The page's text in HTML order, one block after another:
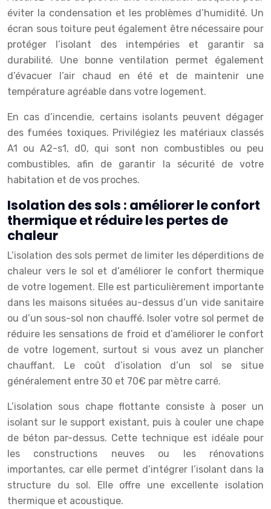
éviter la condensation et les problèmes d’humidité. Un
écran sous toiture peut également être nécessaire pour
protéger l’isolant des intempéries et garantir sa
durabilité. Une bonne ventilation permet également
d’évacuer l’air chaud en été et de maintenir une
température agréable dans votre logement.
En cas d’incendie, certains isolants peuvent dégager
des fumées toxiques. Privilégiez les matériaux classés
A1 ou A2-s1, d0, qui sont non combustibles ou peu
combustibles, afin de garantir la sécurité de votre
habitation et de vos proches.
Isolation des sols : améliorer le confort
thermique et réduire les pertes de
chaleur
L’isolation des sols permet de limiter les déperditions de
chaleur vers le sol et d’améliorer le confort thermique
de votre logement. Elle est particulièrement importante
dans les maisons situées au-dessus d’un vide sanitaire
ou d’un sous-sol non chauffé. Isoler votre sol permet de
réduire les sensations de froid et d’améliorer le confort
de votre logement, surtout si vous avez un plancher
chauffant. Le coût d’isolation d’un sol se situe
généralement entre 30 et 70€ par mètre carré.
L’isolation sous chape flottante consiste à poser un
isolant sur le support existant, puis à couler une chape
de béton par-dessus. Cette technique est idéale pour
les constructions neuves ou les rénovations
importantes, car elle permet d’intégrer l’isolant dans la
structure du sol. Elle offre une excellente isolation
thermique et acoustique.